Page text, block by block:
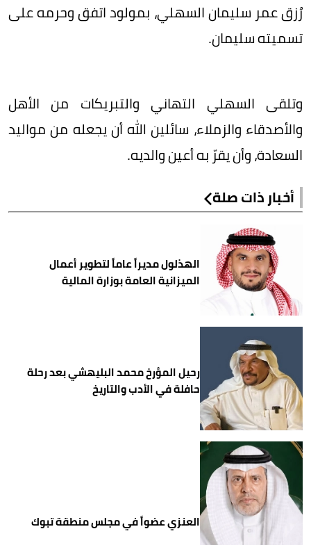
رُزق عمر سليمان السهلي، بمولود اتفق وحرمه على
تسميته سليمان.
وتلقى السهلي التهاني والتبريكات من الأهل
والأصدقاء والزملاء، سائلين الله أن يجعله من مواليد
السعادة، وأن يقرّ به أعين والديه.
أخبار ذات صلة
الهذلول مديراً عاماً لتطوير أعمال
الميزانية العامة بوزارة المالية
رحيل المؤرخ محمد البليهشي بعد رحلة
حافلة في الأدب والتاريخ
العنزي عضواً في مجلس منطقة تبوك